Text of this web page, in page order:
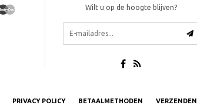
Wilt u op de hoogte blijven?
PRIVACY POLICY BETAALMETHODEN VERZENDEN